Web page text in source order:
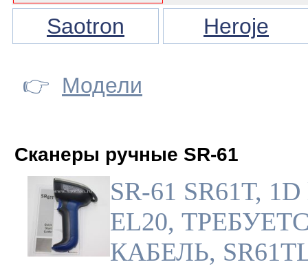
Saotron
Heroje
👉 Модели
Сканеры ручные SR-61
SR-61 SR61T, 1D
EL20,
КАБЕЛЬ,